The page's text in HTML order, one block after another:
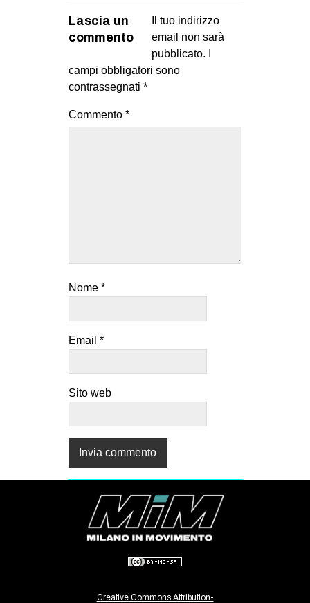
in
bsky
Lascia un
commento
Il tuo indirizzo
email non sarà
pubblicato.
campi obbligatori sono
contrassegnati *
Commento *
Nome *
Email *
Sito web
Creative Commons Attribution-